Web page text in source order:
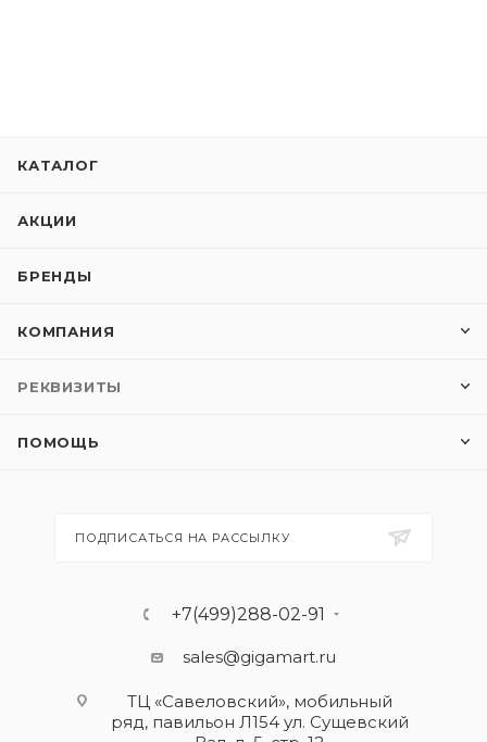
КАТАЛОГ
АКЦИИ
БРЕНДЫ
КОМПАНИЯ
РЕКВИЗИТЫ
ПОМОЩЬ
ПОДПИСАТЬСЯ НА РАССЫЛКУ
+7(499)288-02-91
sales@gigamart.ru
ТЦ «Савеловский», мобильный
ряд, павильон Л154 ул. Сущевский